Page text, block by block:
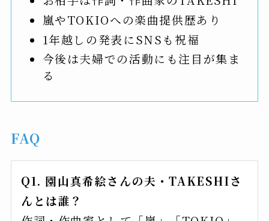
嵐やTOKIOへの楽曲提供歴あり
1年越しの発表にSNSも祝福
今後は夫婦での活動にも注目が集ま
る
FAQ
Q1. 園山真希絵さんの夫・TAKESHIさ
んとは誰？